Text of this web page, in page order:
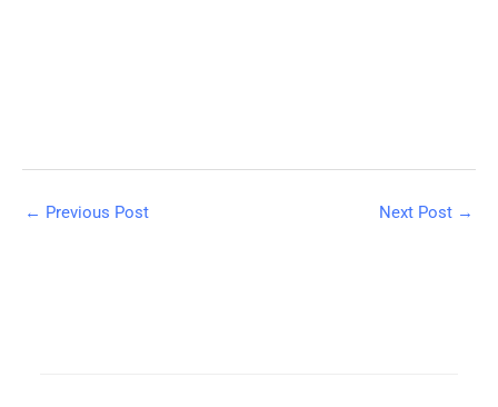
← Previous Post Next Post →